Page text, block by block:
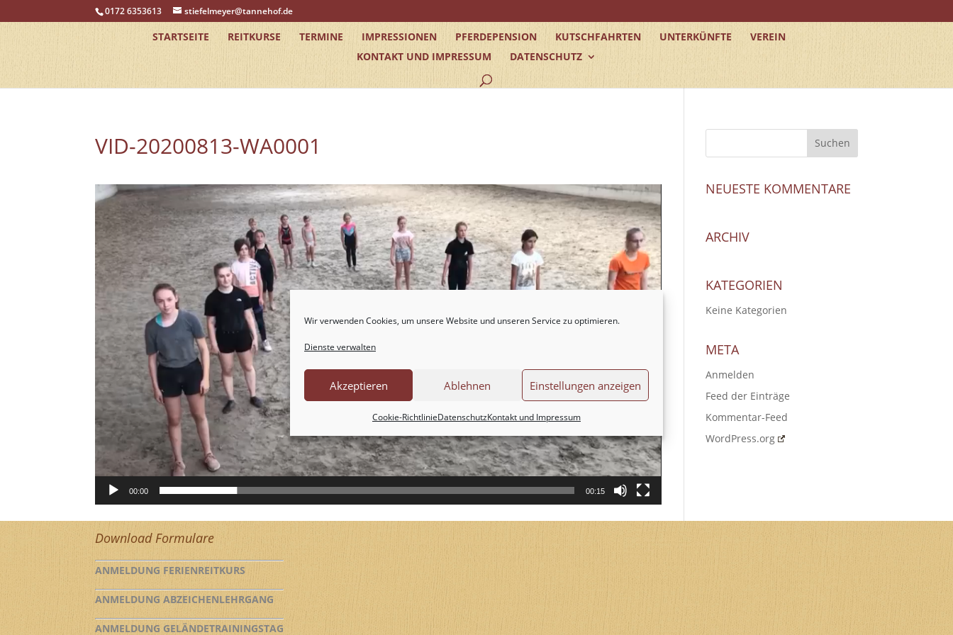
Wir verwenden Cookies, um unsere Website und unseren Service zu optimieren.
Dienste verwalten
Akzeptieren Ablehnen Einstellungen anzeigen
Cookie-RichtlinieDatenschutzKontakt und Impressum
0172 6353613 stiefelmeyer@tannehof.de
STARTSEITE REITKURSE TERMINE IMPRESSIONEN PFERDEPENSION KUTSCHFAHRTEN UNTERKÜNFTE
VEREIN
KONTAKT UND IMPRESSUM
DATENSCHUTZ
VID-20200813-WA0001
Video-
Player
00:00 00:15
NEUESTE KOMMENTARE
ARCHIV
KATEGORIEN
Keine Kategorien
META
Anmelden
Feed der Einträge
Kommentar-Feed
WordPress.org
Download Formulare
ANMELDUNG FERIENREITKURS
ANMELDUNG ABZEICHENLEHRGANG
ANMELDUNG GELÄNDETRAININGSTAG